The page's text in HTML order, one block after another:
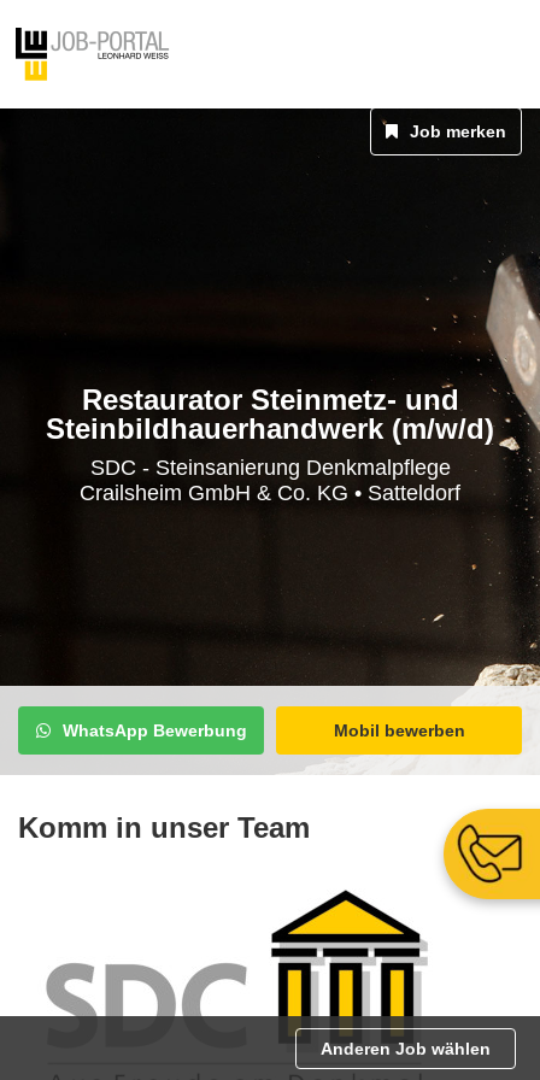
Restaurator Steinmetz- und
Steinbildhauerhandwerk (m/w/d)
SDC - Steinsanierung Denkmalpflege
Crailsheim GmbH & Co. KG • Satteldorf
Job merken
WhatsApp Bewerbung Mobil bewerben
Komm in unser Team
Anderen Job wählen